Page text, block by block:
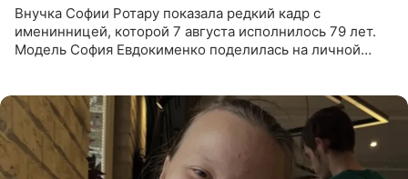
Внучка Софии Ротару показала редкий кадр с
именинницей, которой 7 августа исполнилось 79 лет.
Модель София Евдокименко поделилась на личной